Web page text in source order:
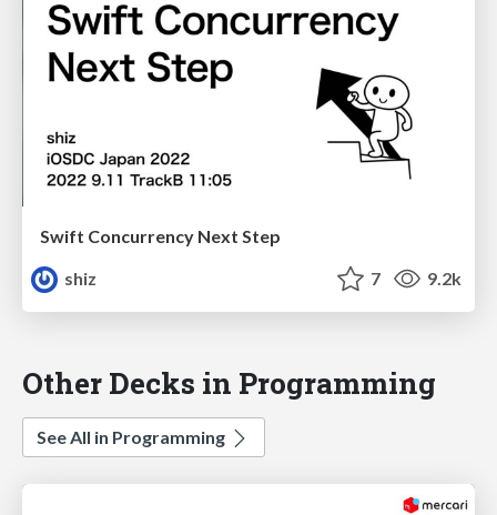
Swift Concurrency Next Step
shiz
7 9.2k
Other Decks in Programming
See All in Programming